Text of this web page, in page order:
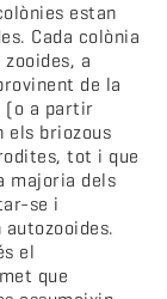
estan
Cada colònia
a
de la
(o a partir
els briozous
tot i que
majoria dels
se i
el
que